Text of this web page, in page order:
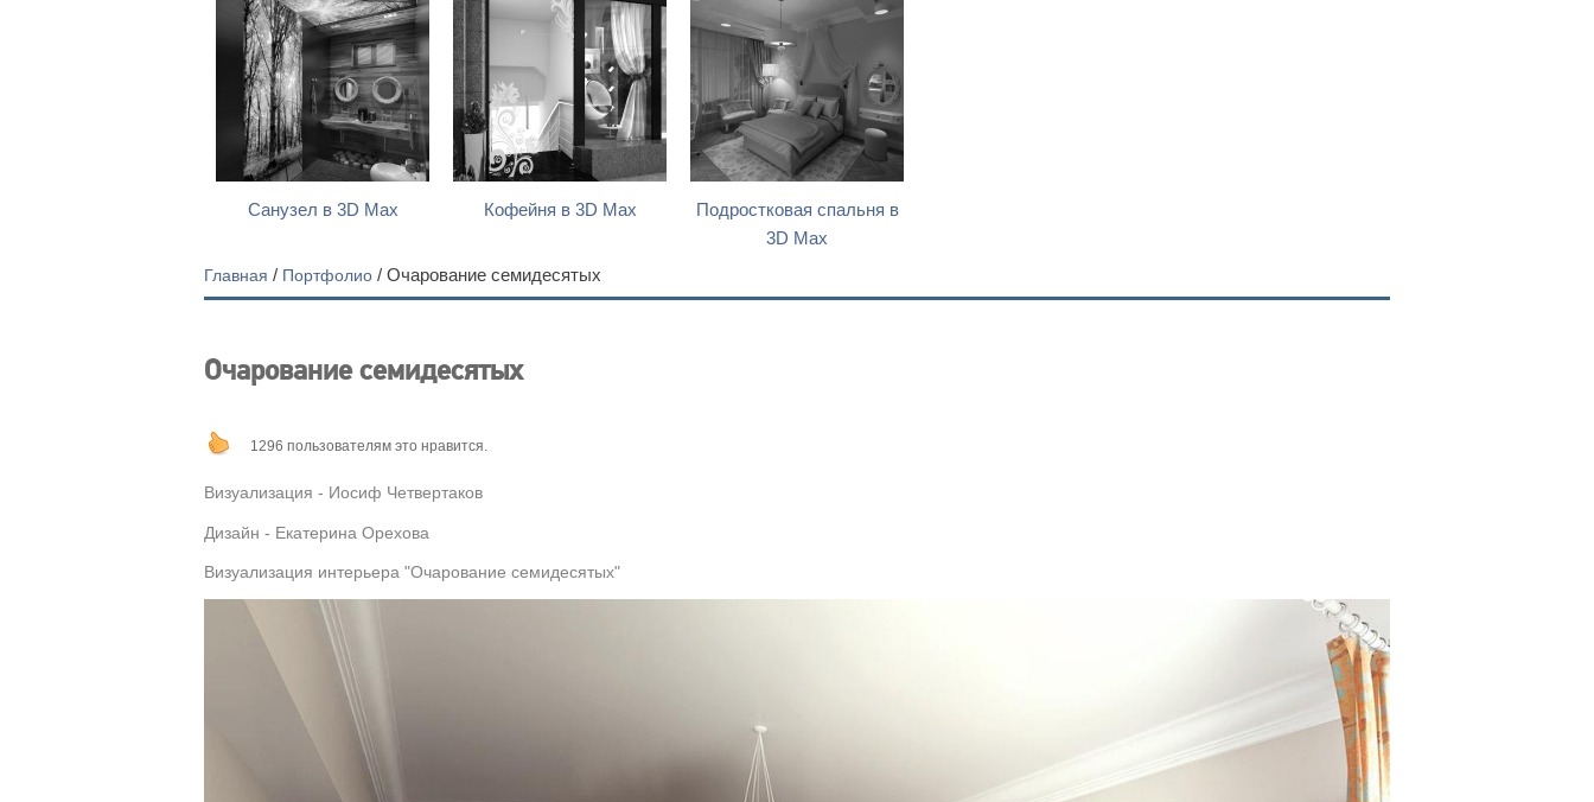
Санузел в 3D Max Кофейня в 3D Max
Подростковая спальня в
3D Max
Главная / Портфолио / Очарование семидесятых
Очарование семидесятых
1296 пользователям это нравится.
Визуализация - Иосиф Четвертаков
Дизайн - Екатерина Орехова
Визуализация интерьера "Очарование семидесятых"